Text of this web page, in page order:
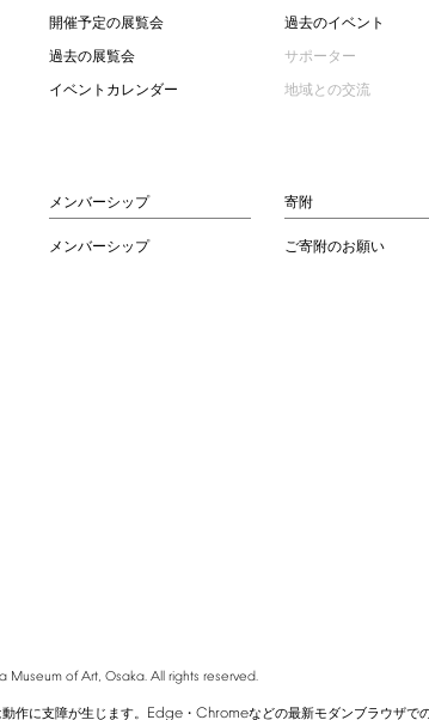
開催予定の展覧会
過去の展覧会
イベントカレンダー
過去のイベント
サポーター
地域との交流
メンバーシップ
メンバーシップ
寄附
ご寄附のお願い
Museum of Art, Osaka. All rights reserved.
作に支障が生じます。 Edge・ Chromeなどの最新モダンブラウザで